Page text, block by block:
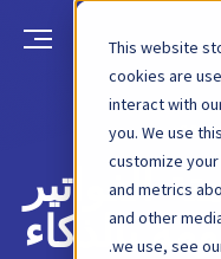
This website
cookies are
interact with
you. We use
customize
and metrics
and other
we use, see
الفواتير
بالذكاء